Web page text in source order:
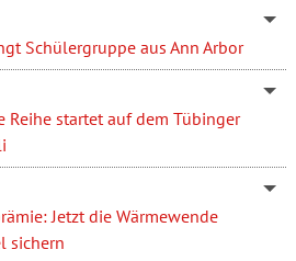
Schülergruppe aus Ann Arbor
Reihe startet auf dem Tübinger
Jetzt die Wärmewende
sichern